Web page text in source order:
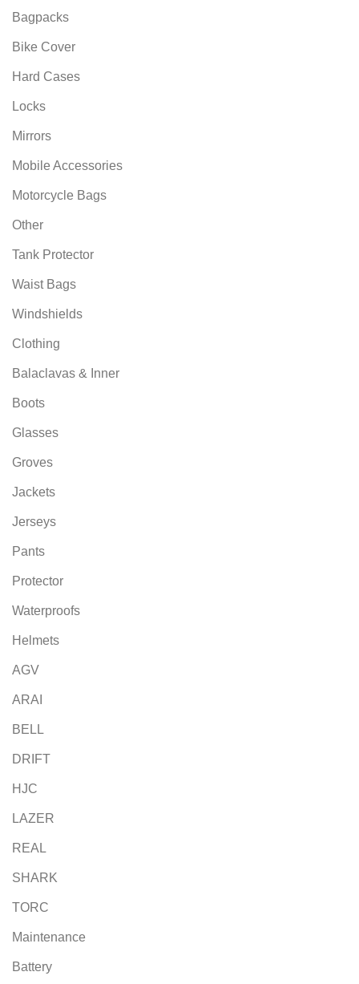
Bagpacks
Bike Cover
Hard Cases
Locks
Mirrors
Mobile Accessories
Motorcycle Bags
Other
Tank Protector
Waist Bags
Windshields
Clothing
Balaclavas & Inner
Boots
Glasses
Groves
Jackets
Jerseys
Pants
Protector
Waterproofs
Helmets
AGV
ARAI
BELL
DRIFT
HJC
LAZER
REAL
SHARK
TORC
Maintenance
Battery